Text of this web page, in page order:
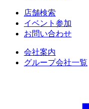
店舗検索
イベント参加
お問い合わせ
会社案内
グループ会社一覧